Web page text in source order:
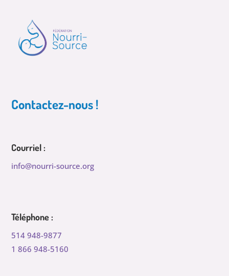
Contactez-nous !
Courriel :
info@nourri-source.org
Téléphone :
514 948-9877
1 866 948-5160